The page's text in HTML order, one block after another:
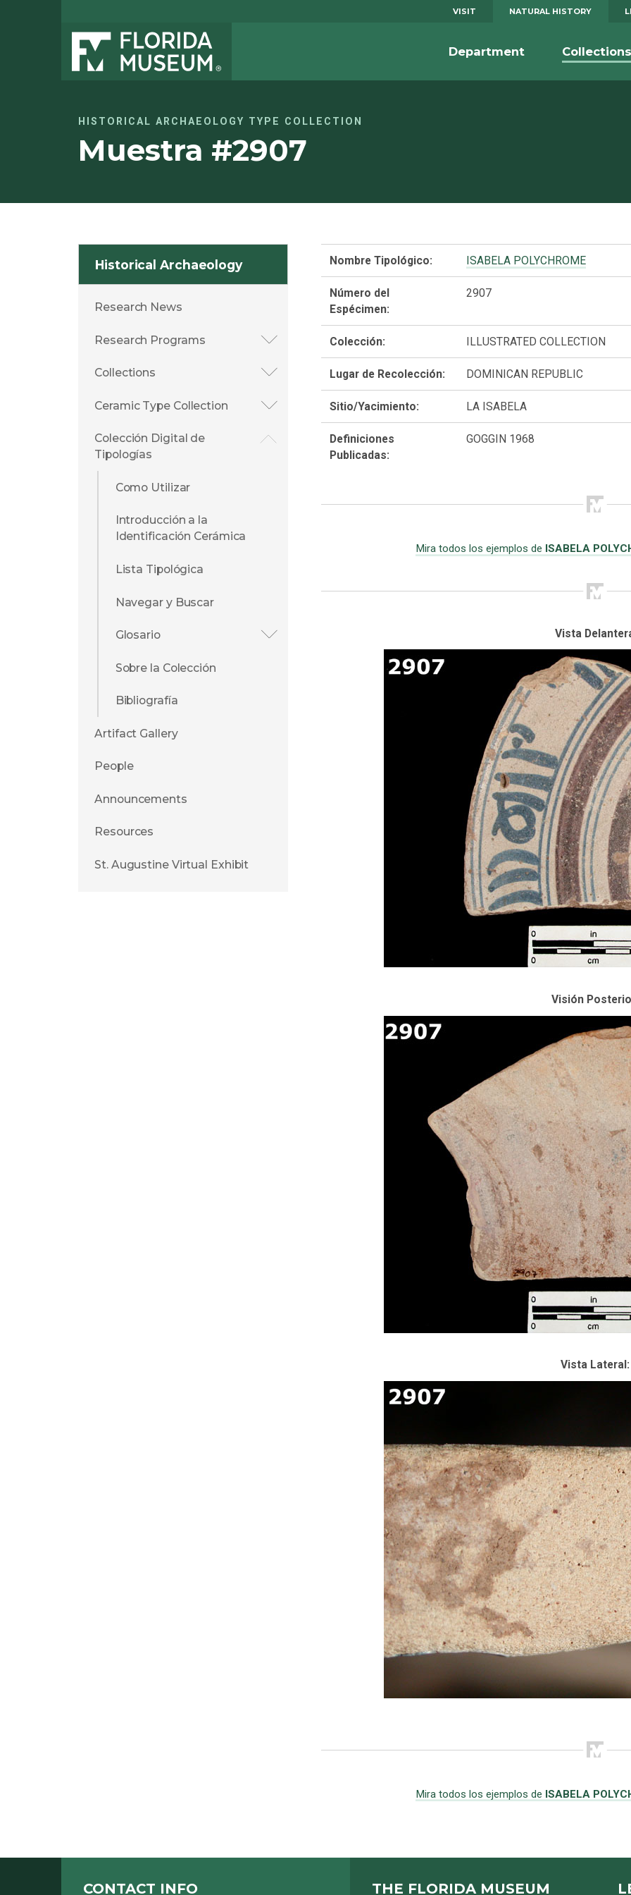
VISIT NATURAL HISTORY
Department
HISTORICAL ARCHAEOLOGY TYPE COLLECTION
Muestra #2907
Historical Archaeology
Research News
Research Programs
Collections
Ceramic Type Collection
Colección Digital de
Tipologías
Como Utilizar
Introducción a la
Identificación Cerámica
Lista Tipológica
Navegar y Buscar
Glosario
Sobre la Colección
Bibliografía
Artifact Gallery
People
Announcements
Resources
St. Augustine Virtual Exhibit
Nombre Tipológico: ISABELA POLYCHROME
Número del
Espécimen:
2907
Colección: ILLUSTRATED COLLECTION
Lugar de Recolección: DOMINICAN REPUBLIC
Sitio/Yacimiento: LA ISABELA
Definiciones
Publicadas:
GOGGIN 1968
Mira todos los ejemplos de ISABELA
Vista
Visión
Vista Lateral:
Mira todos los ejemplos de ISABELA
CONTACT INFO THE FLORIDA MUSEUM